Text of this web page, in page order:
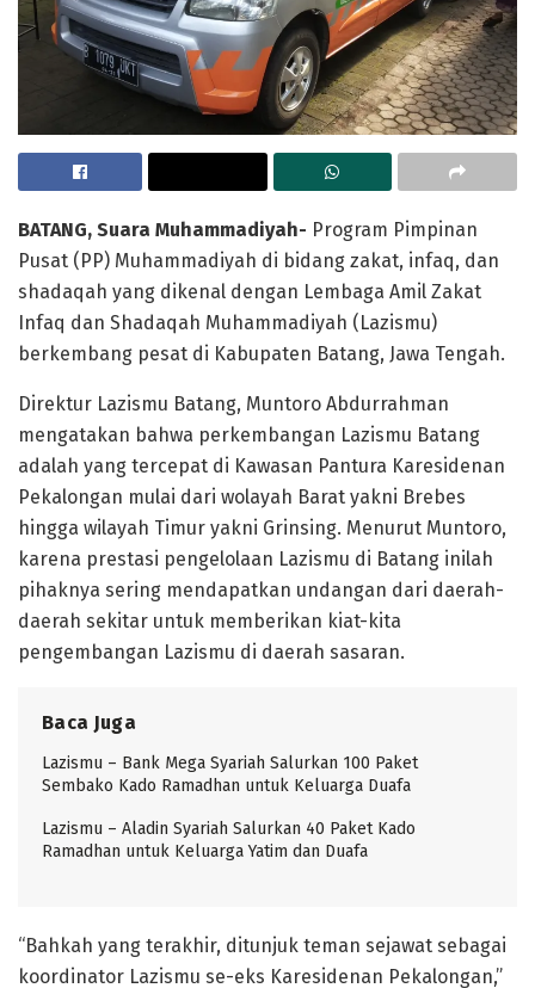
BATANG, Suara Muhammadiyah- Program Pimpinan
Pusat (PP) Muhammadiyah di bidang zakat, infaq, dan
shadaqah yang dikenal dengan Lembaga Amil Zakat
Infaq dan Shadaqah Muhammadiyah (Lazismu)
berkembang pesat di Kabupaten Batang, Jawa Tengah.
Direktur Lazismu Batang, Muntoro Abdurrahman
mengatakan bahwa perkembangan Lazismu Batang
adalah yang tercepat di Kawasan Pantura Karesidenan
Pekalongan mulai dari wolayah Barat yakni Brebes
hingga wilayah Timur yakni Grinsing. Menurut Muntoro,
karena prestasi pengelolaan Lazismu di Batang inilah
pihaknya sering mendapatkan undangan dari daerah-
daerah sekitar untuk memberikan kiat-kita
pengembangan Lazismu di daerah sasaran.
Baca Juga
Lazismu – Bank Mega Syariah Salurkan 100 Paket
Sembako Kado Ramadhan untuk Keluarga Duafa
Lazismu – Aladin Syariah Salurkan 40 Paket Kado
Ramadhan untuk Keluarga Yatim dan Duafa
“Bahkah yang terakhir, ditunjuk teman sejawat sebagai
koordinator Lazismu se-eks Karesidenan Pekalongan,”